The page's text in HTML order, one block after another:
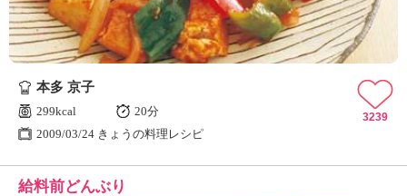
本多 京子
299kcal
20分
2009/03/24 きょうの料理レシピ
3239
給料前どんぶり